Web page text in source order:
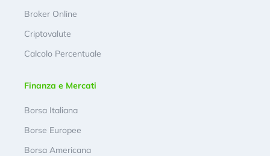
Broker Online
Criptovalute
Calcolo Percentuale
Finanza e Mercati
Borsa Italiana
Borse Europee
Borsa Americana